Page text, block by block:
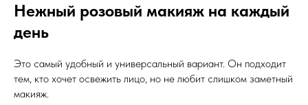
Нежный розовый макияж на каждый
день
Это самый удобный и универсальный вариант. Он подходит
тем, кто хочет освежить лицо, но не любит слишком заметный
макияж.